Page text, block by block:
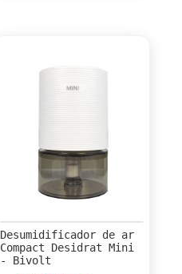
Desumidificador de ar
Compact Desidrat Mini
- Bivolt